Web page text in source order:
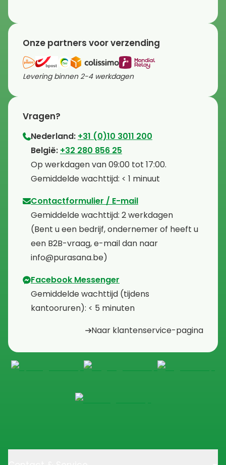
Onze partners voor verzending
Levering binnen 2-4 werkdagen
Vragen?
Nederland: +31 (0)10 3011 200
⁠België: +32 280 856 25
⁠⁠Op werkdagen van 09:00 tot 17:00.
⁠Gemiddelde wachttijd: < 1 minuut
Contactformulier / E-mail
⁠Gemiddelde wachttijd: 2 werkdagen
⁠(Bent u een bedrijf, ondernemer of heeft u
een B2B-vraag, e-mail dan naar
info@purasana.be)
Facebook Messenger
⁠Gemiddelde wachttijd (tijdens
kantooruren): < 5 minuten
Naar klantenservice-pagina